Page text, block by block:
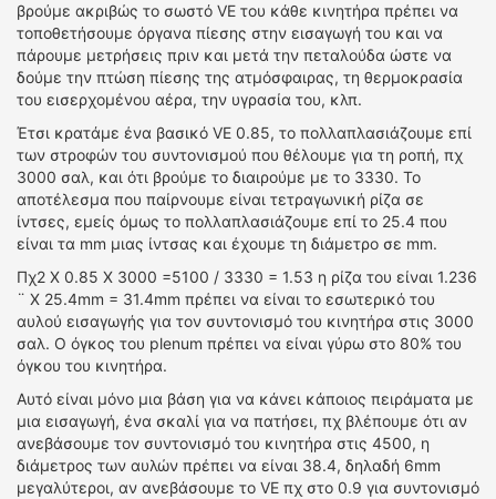
βρούμε ακριβώς το σωστό VE του κάθε κινητήρα πρέπει να
τοποθετήσουμε όργανα πίεσης στην εισαγωγή του και να
πάρουμε μετρήσεις πριν και μετά την πεταλούδα ώστε να
δούμε την πτώση πίεσης της ατμόσφαιρας, τη θερμοκρασία
του εισερχομένου αέρα, την υγρασία του, κλπ.
Έτσι κρατάμε ένα βασικό VE 0.85, το πολλαπλασιάζουμε επί
των στροφών του συντονισμού που θέλουμε για τη ροπή, πχ
3000 σαλ, και ότι βρούμε το διαιρούμε με το 3330. Το
αποτέλεσμα που παίρνουμε είναι τετραγωνική ρίζα σε
ίντσες, εμείς όμως το πολλαπλασιάζουμε επί το 25.4 που
είναι τα mm μιας ίντσας και έχουμε τη διάμετρο σε mm.
Πχ2 Χ 0.85 Χ 3000 =5100 / 3330 = 1.53 η ρίζα του είναι 1.236
¨ Χ 25.4mm = 31.4mm πρέπει να είναι το εσωτερικό του
αυλού εισαγωγής για τον συντονισμό του κινητήρα στις 3000
σαλ. Ο όγκος του plenum πρέπει να είναι γύρω στο 80% του
όγκου του κινητήρα.
Αυτό είναι μόνο μια βάση για να κάνει κάποιος πειράματα με
μια εισαγωγή, ένα σκαλί για να πατήσει, πχ βλέπουμε ότι αν
ανεβάσουμε τον συντονισμό του κινητήρα στις 4500, η
διάμετρος των αυλών πρέπει να είναι 38.4, δηλαδή 6mm
μεγαλύτεροι, αν ανεβάσουμε το VE πχ στο 0.9 για συντονισμό